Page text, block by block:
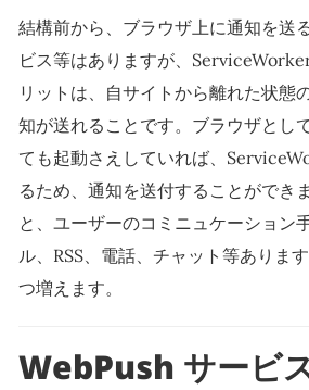
結構前から、ブラウザ上に通知を送
ビス等はありますが、
リットは、自サイトから離れた状態
知が送れることです。ブラウザとし
ても起動さえしていれば、
るため、通知を送付することができ
と、ユーザーのコミニュケーション
ル、RSS、電話、チャット等ありま
つ増えます。
WebPush サービ